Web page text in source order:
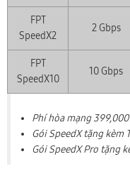
FPT
SpeedX2
2 Gbps
FPT
SpeedX10
10 Gbps
Phí hòa mạng
Gói SpeedX tặng kèm
Gói SpeedX Pro tặng